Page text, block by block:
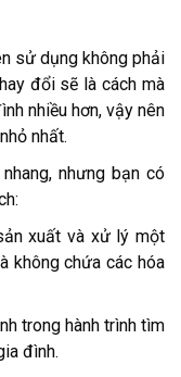
sử dụng không phải
đổi sẽ là cách mà
nhiều hơn, vậy nên
nhất.
nhưng bạn có
xuất và xử lý một
không chứa các hóa
trong hành trình tìm
đình.